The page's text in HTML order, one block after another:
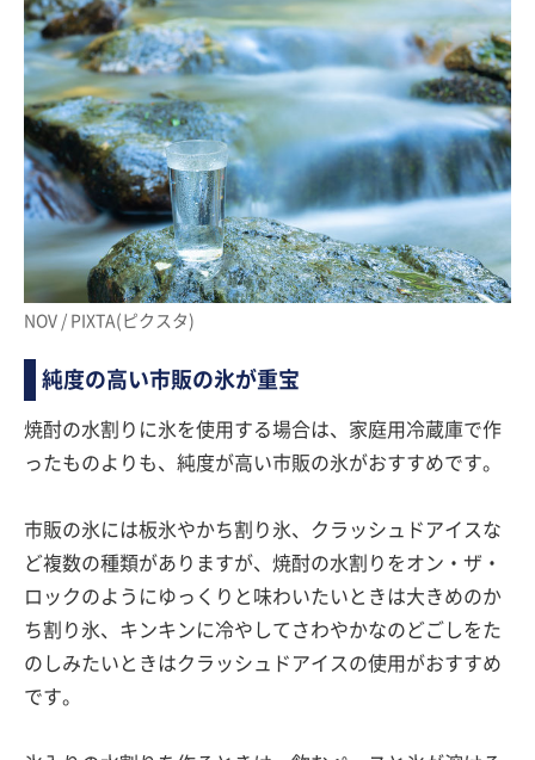
NOV / PIXTA(ピクスタ)
純度の高い市販の氷が重宝
焼酎の水割りに氷を使用する場合は、家庭用冷蔵庫で作
ったものよりも、純度が高い市販の氷がおすすめです。
市販の氷には板氷やかち割り氷、クラッシュドアイスな
ど複数の種類がありますが、焼酎の水割りをオン・ザ・
ロックのようにゆっくりと味わいたいときは大きめのか
ち割り氷、キンキンに冷やしてさわやかなのどごしをた
のしみたいときはクラッシュドアイスの使用がおすすめ
です。